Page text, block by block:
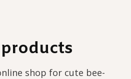
shop for cute bee-